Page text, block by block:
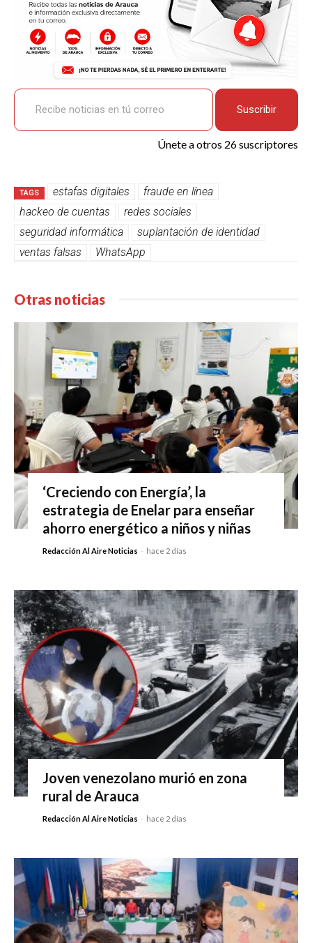
Recibe noticias en tú correo
Suscribir
Únete a otros 26 suscriptores
TAGS estafas digitales
fraude en línea
hackeo de cuentas
redes sociales
seguridad informática
suplantación de identidad
ventas falsas
WhatsApp
Otras noticias
‘Creciendo con Energía’, la
estrategia de Enelar para enseñar
ahorro energético a niños y niñas
Redacción Al Aire Noticias - hace 2 días
Joven venezolano murió en zona
rural de Arauca
Redacción Al Aire Noticias - hace 2 días